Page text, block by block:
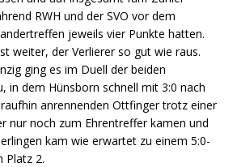
RWH und der SVO vor dem
jeweils vier Punkte hatten.
weiter, der Verlierer so gut wie raus.
ging es im Duell der beiden
in dem Hünsborn schnell mit 3:0 nach
anrennenden Ottfinger trotz einer
nur noch zum Ehrentreffer kamen und
kam wie erwartet zu einem 5:0-
Platz 2.